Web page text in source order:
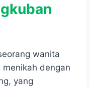
wanita
menikah dengan
yang